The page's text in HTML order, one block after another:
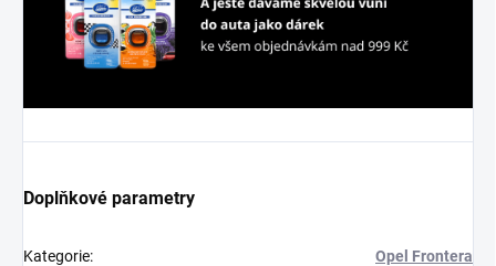
Doplňkové parametry
Kategorie: Opel Frontera